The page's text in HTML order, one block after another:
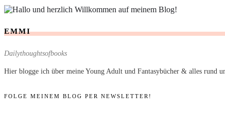
EMMI
Dailythoughtsofbooks
Hier blogge ich über meine Young Adult und Fantasybücher & alles rund
FOLGE MEINEM BLOG PER NEWSLETTER!